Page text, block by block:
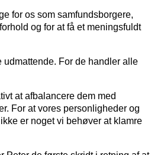
for os som samfundsborgere,
og for at få et meningsfuldt
udmattende. For de handler alle
at afbalancere dem med
For at vores personligheder og
er noget vi behøver at klamre